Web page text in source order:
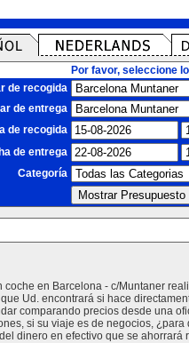
Por favor, seleccione
de recogida
de entrega
de recogida
de entrega
Categoría
en Barcelona - c/Muntaner
Ud. encontrará si hace
comparando precios desde una
si su viaje es de negocios,
dinero en efectivo que se ahorrará